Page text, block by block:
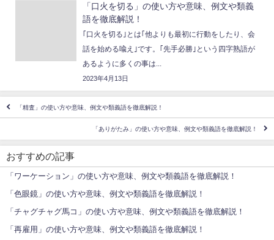
「口火を切る」の使い方や意味、例文や類義
語を徹底解説！
｢口火を切る｣とは｢他よりも最初に行動をしたり、会
話を始める喩え｣です。｢先手必勝｣という四字熟語が
あるように多くの事は...
2023年4月13日
「精査」の使い方や意味、例文や類義語を徹底解説！
「ありがたみ」の使い方や意味、例文や類義語を徹底解説！
おすすめの記事
「ワーケーション」の使い方や意味、例文や類義語を徹底解説！
「色眼鏡」の使い方や意味、例文や類義語を徹底解説！
「チャグチャグ馬コ」の使い方や意味、例文や類義語を徹底解説！
「再雇用」の使い方や意味、例文や類義語を徹底解説！